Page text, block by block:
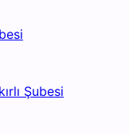
Şubesi